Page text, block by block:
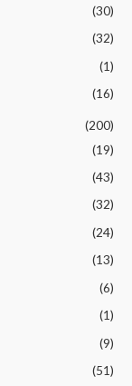
(30)
(32)
(1)
(16)
(200)
(19)
(43)
(32)
(24)
(13)
(6)
(1)
(9)
(51)